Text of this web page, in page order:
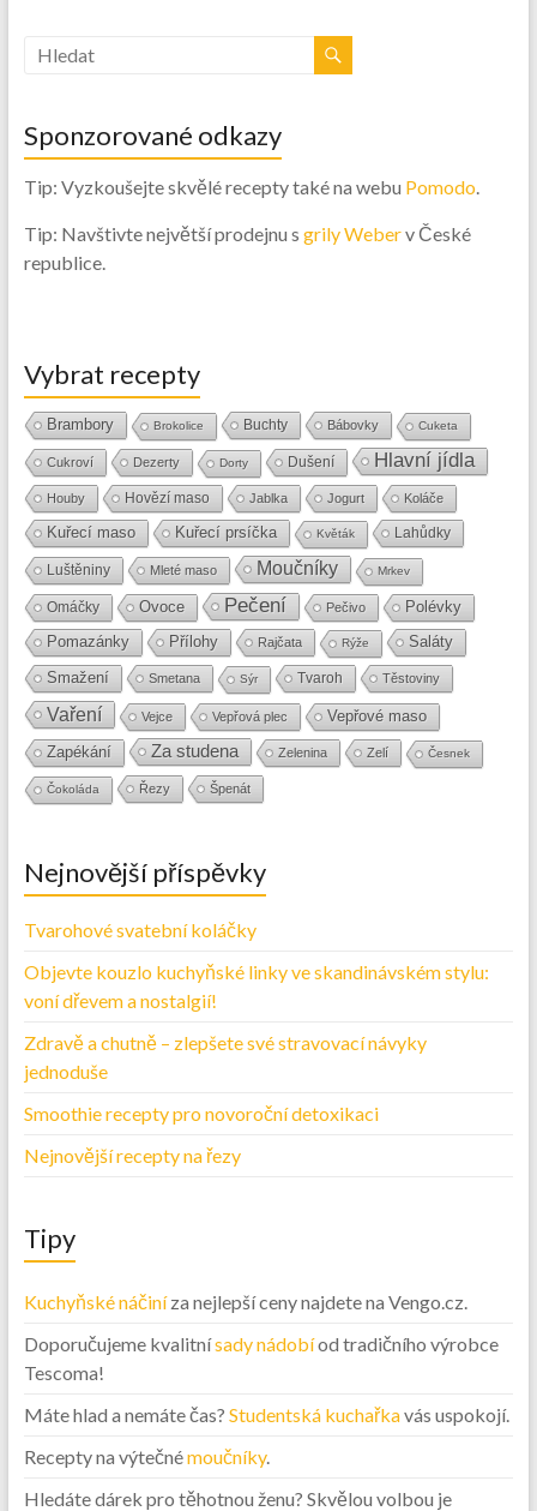
Sponzorované odkazy
Tip: Vyzkoušejte skvělé recepty také na webu Pomodo.
Tip: Navštivte největší prodejnu s grily Weberv České
republice.
Vybrat recepty
Brambory Brokolice Buchty Bábovky Cuketa
Cukroví Dezerty Dorty Dušení Hlavní jídla
Houby Hovězí maso Jablka Jogurt Koláče
Kuřecí maso Kuřecí prsíčka Květák Lahůdky
Luštěniny Mleté maso Moučníky Mrkev
Omáčky Ovoce Pečení Pečivo Polévky
Pomazánky Přílohy Rajčata Rýže
Saláty
Smažení
Smetana Sýr Tvaroh Těstoviny
Vaření Vejce Vepřová plec
Vepřové maso
Zapékání
Za studena Zelenina Zelí Česnek
Čokoláda Řezy Špenát
Nejnovější příspěvky
Tvarohové svatební koláčky
Objevte kouzlo kuchyňské linky ve skandinávském stylu:
voní dřevem a nostalgií!
Zdravě a chutně – zlepšete své stravovací návyky
jednoduše
Smoothie recepty pro novoroční detoxikaci
Nejnovější recepty na řezy
Tipy
Kuchyňské náčiníza nejlepší ceny najdete na Vengo.cz.
Doporučujeme kvalitnísady nádobíod tradičního výrobce
Tescoma!
Máte hlad a nemáte čas? Studentská kuchařkavás uspokojí.
Recepty na výtečnémoučníky.
Hledáte dárek pro těhotnou ženu? Skvělou volbou je